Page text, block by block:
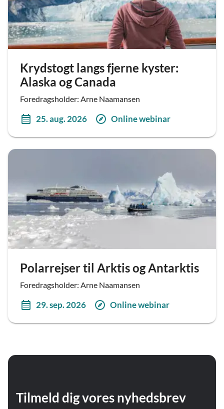
Krydstogt langs fjerne kyster:
Alaska og Canada
Foredragsholder: Arne Naamansen
25. aug. 2026 Online webinar
Polarrejser til Arktis og Antarktis
Foredragsholder: Arne Naamansen
29. sep. 2026 Online webinar
Tilmeld dig vores nyhedsbrev